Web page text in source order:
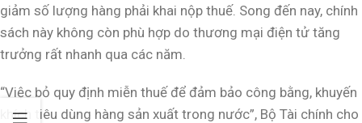
giảm số lượng hàng phải khai nộp thuế. Song đến nay, chính
sách này không còn phù hợp do thương mại điện tử tăng
trưởng rất nhanh qua các năm.
“Việc bỏ quy định miễn thuế để đảm bảo công bằng, khuyến
khích tiêu dùng hàng sản xuất trong nước”, Bộ Tài chính cho